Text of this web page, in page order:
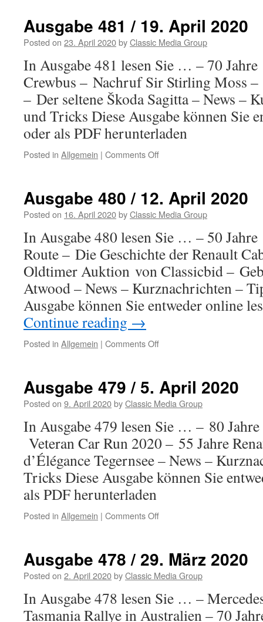
26.
April
Ausgabe 481 / 19. April 2020
Posted on 23. April 2020byClassic Media Group
In Ausgabe 481 lesen Sie … – 70
Crewbus – Nachruf Sir Stirling Moss
– Der seltene Škoda Sagitta – News –
und Tricks Diese Ausgabe können Sie
oder als PDF herunterladen
Posted in Allgemein | Comments Off
19.
April
Ausgabe 480 / 12. April 2020
Posted on 16. April 2020byClassic Media Group
In Ausgabe 480 lesen Sie … – 50
Route – Die Geschichte der Renault
Oldtimer Auktion von Classicbid –
Atwood – News – Kurznachrichten –
Ausgabe können Sie entweder online
Continue reading →
Posted in Allgemein | Comments Off
12.
April
Ausgabe 479 / 5. April 2020
Posted on 9. April 2020byClassic Media Group
In Ausgabe 479 lesen Sie … – 80
Veteran Car Run 2020 – 55 Jahre
d’Élégance Tegernsee – News –
Tricks Diese Ausgabe können Sie
als PDF herunterladen
Posted in Allgemein | Comments Off
5.
April
Ausgabe 478 / 29. März 2020
Posted on 2. April 2020byClassic Media Group
In Ausgabe 478 lesen Sie … –
Tasmania Rallye in Australien – 70